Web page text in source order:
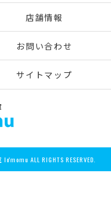
店舗情報
お問い合わせ
サイトマップ
ALL RIGHTS RESERVED.